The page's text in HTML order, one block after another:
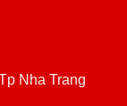
Nha Trang